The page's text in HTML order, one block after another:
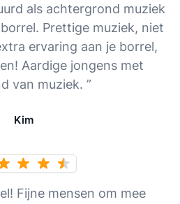
als achtergrond muziek
Prettige muziek, niet
ervaring aan je borrel,
Aardige jongens met
van muziek. ”
Kim
Fijne mensen om mee